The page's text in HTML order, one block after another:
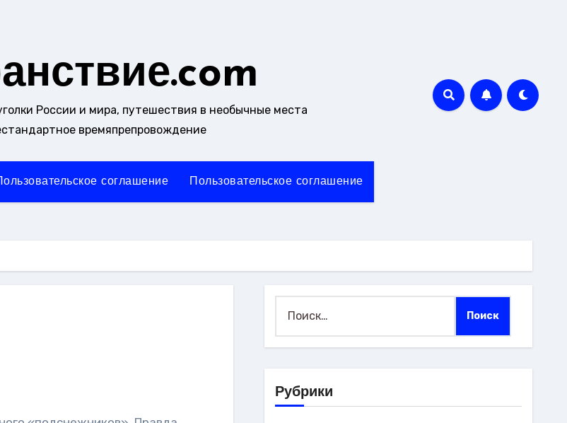
России и мира, путешествия в необычные места
времяпрепровождение
Пользовательское соглашение Пользовательское соглашение
Рубрики